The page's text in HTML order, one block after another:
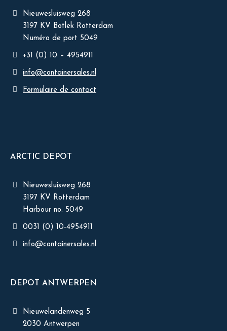
Nieuwesluisweg 268
3197 KV Botlek Rotterdam
Numéro de port 5049
+31 (0) 10 – 4954911
info@containersales.nl
Formulaire de contact
ARCTIC DEPOT
Nieuwesluisweg 268
3197 KV Rotterdam
Harbour no. 5049
0031 (0) 10-4954911
info@containersales.nl
DEPOT ANTWERPEN
Nieuwelandenweg 5
2030 Antwerpen